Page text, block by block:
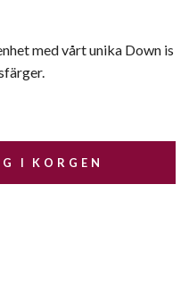
med vårt unika Down is
I KORGEN